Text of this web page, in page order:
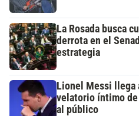
La Rosada busca
derrota en el
estrategia
Lionel Messi llega
velatorio íntimo
al público